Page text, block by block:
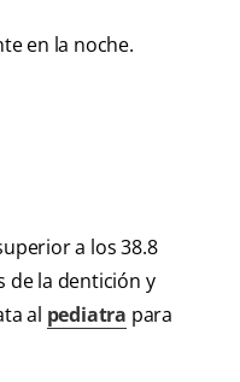
en la noche.
a los 38.8
de la dentición y
al pediatra para